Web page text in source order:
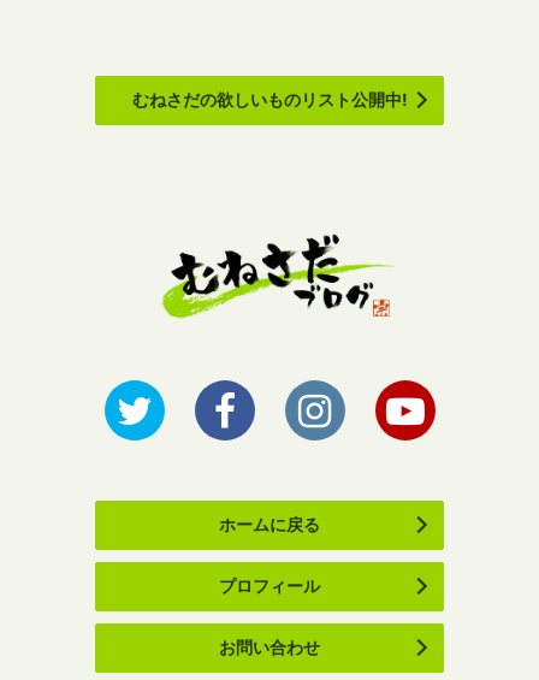
むねさだの欲しいものリスト公開中!
ホームに戻る
プロフィール
お問い合わせ